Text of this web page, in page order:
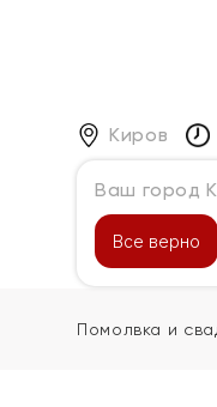
Киров
Ваш город
Все верно
Каталог
Помолвка и